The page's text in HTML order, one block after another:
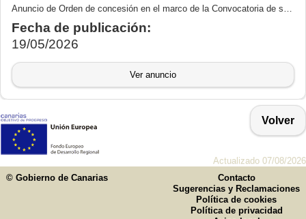
Anuncio de Orden de concesión en el marco de la Convocatoria de subvenciones a empresas para la realización de proyectos de innovación de RIS3 ampliada, para el ejercicio 2026, convocadas por Orden de 27 de noviembre de 2025 (BOC nº 249, 17/12/2025)
Fecha de publicación:
19/05/2026
Ver anuncio
Volver
Actualizado 07/08/2026
© Gobierno de Canarias
Contacto
Sugerencias y Reclamaciones
Política de cookies
Política de privacidad